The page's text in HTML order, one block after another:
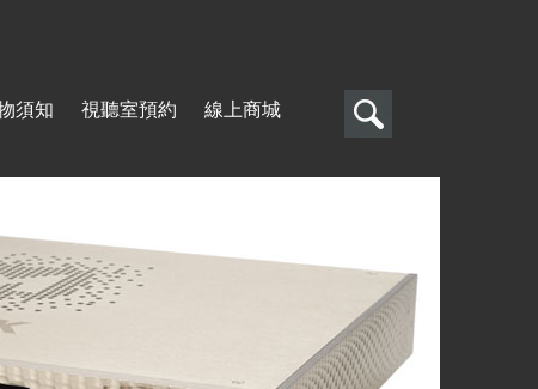
須知 視聽室預約 線上商城
搜
表
單
搜
尋